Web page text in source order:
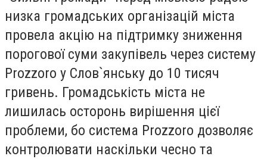
низка громадських організацій міста
провела акцію на підтримку зниження
порогової суми закупівель через систему
Prozzorо у Слов`янську до 10 тисяч
гривень. Громадськість міста не
лишилась осторонь вирішення цієї
проблеми, бо система Prozzoro дозволяє
контролювати наскільки чесно та